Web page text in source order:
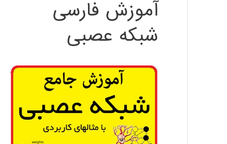
آموزش فارسی
شبکه عصبی